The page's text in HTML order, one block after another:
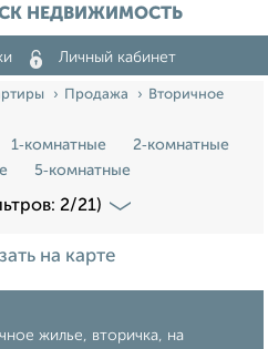
НЕДВИЖИМОСТЬ
Личный кабинет
Продажа
Вторичное
1‑комнатные
2‑комнатные
5‑комнатные
2/21)
на карте
жилье, вторичка, на